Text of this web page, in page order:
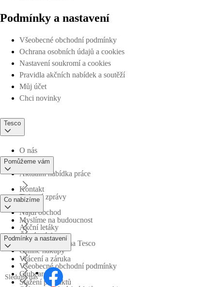
Podmínky a nastavení
Všeobecné obchodní podmínky
Ochrana osobních údajů a cookies
Nastavení soukromí a cookies
Pravidla akčních nabídek a soutěží
Můj účet
Chci novinky
Tesco
O nás
Aktuální nabídka práce
Tiskové zprávy
Myslíme na budoucnost
Obchodní skupina Tesco
Pomůžeme vám
Kontakt
Najdi obchod
Časté otázky
Vrácení a záruka
Stažení produktů
Co nabízíme
Akční letáky
Online nákupy
Clubcard
Podmínky a nastavení
Všeobecné obchodní podmínky
Sledujte nás